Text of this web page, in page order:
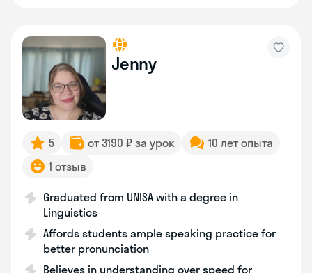
Jenny
5 от 3190 ₽ за урок
10 лет опыта
1 отзыв
Graduated from UNISA with a degree in
Linguistics
Affords students ample speaking practice for
better pronunciation
Believes in understanding over speed for